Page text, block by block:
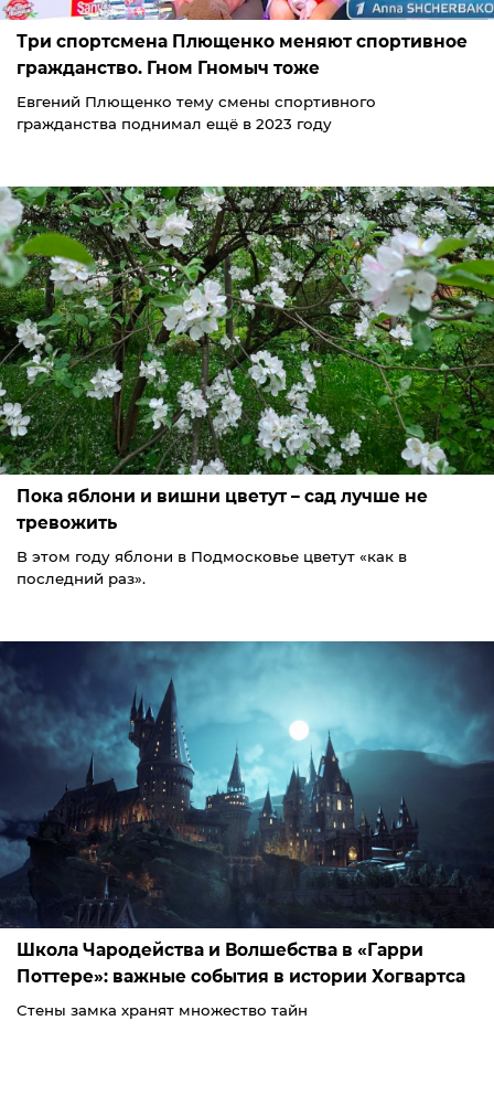
Три спортсмена Плющенко меняют спортивное
гражданство. Гном Гномыч тоже
Евгений Плющенко тему смены спортивного
гражданства поднимал ещё в 2023 году
Пока яблони и вишни цветут – сад лучше не
тревожить
В этом году яблони в Подмосковье цветут «как в
последний раз».
Школа Чародейства и Волшебства в «Гарри
Поттере»: важные события в истории Хогвартса
Стены замка хранят множество тайн